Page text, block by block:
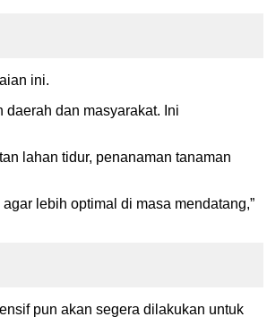
ini.
dan masyarakat. Ini
lahan tidur, penanaman tanaman
lebih optimal di masa mendatang,”
pun akan segera dilakukan untuk